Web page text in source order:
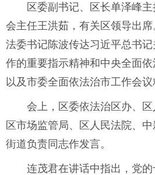
区委副书记、区长单泽峰
会主任王洪茹，有关区领导出
法委书记陈波传达习近平总书
作的重要指示精神和中央全面
以及市委全面依法治市工作会议
会上，区委依法治区办、区
区市场监管局、区人民法院、
街道负责同志作发言。
连茂君在讲话中指出，党